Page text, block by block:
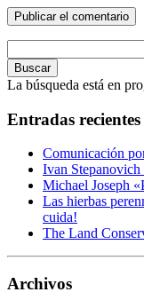
Buscar
La búsqueda está en
Entradas recientes
Comunicación
Ivan
Michael Joseph
Las hierbas
cuida!
The Land
Archivos